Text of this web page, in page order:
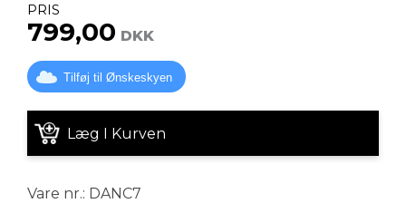
PRIS
799,00 DKK
Tilføj til Ønskeskyen
Læg I Kurven
Vare nr.: DANC7